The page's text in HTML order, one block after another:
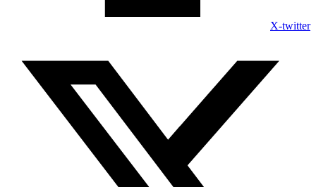
X-twitter